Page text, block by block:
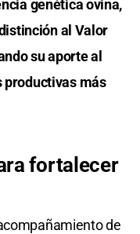
genética ovina,
al Valor
su aporte al
productivas más
fortalecer
de